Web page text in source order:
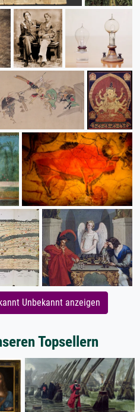
Unbekannt anzeigen
Topsellern